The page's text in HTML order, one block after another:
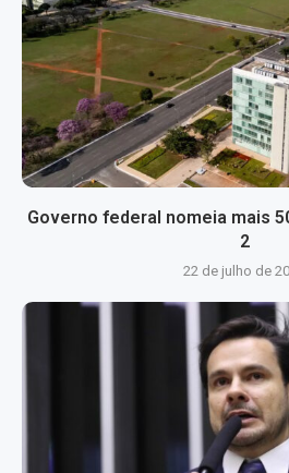
Governo federal nomeia mais
2
22 de julho de